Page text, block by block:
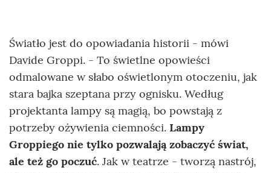
Światło jest do opowiadania historii - mówi
Davide Groppi. - To świetlne opowieści
odmalowane w słabo oświetlonym otoczeniu, jak
stara bajka szeptana przy ognisku. Według
projektanta lampy są magią, bo powstają z
potrzeby ożywienia ciemności. Lampy
Groppiego nie tylko pozwalają zobaczyć świat,
ale też go poczuć. Jak w teatrze - tworzą nastrój,